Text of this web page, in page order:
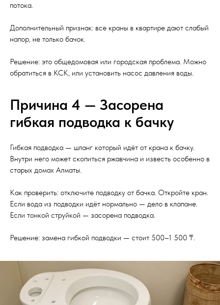
потока.
Дополнительный признак: все краны в квартире дают слабый
напор, не только бачок.
Решение: это общедомовая или городская проблема. Можно
обратиться в КСК, или установить насос давления воды.
Причина 4 — Засорена
гибкая подводка к бачку
Гибкая подводка — шланг который идёт от крана к бачку.
Внутри него может скопиться ржавчина и известь особенно в
старых домах Алматы.
Как проверить: отключите подводку от бачка. Откройте кран.
Если вода из подводки идёт нормально — дело в клапане.
Если тонкой струйкой — засорена подводка.
Решение: замена гибкой подводки — стоит 500–1 500 ₸.